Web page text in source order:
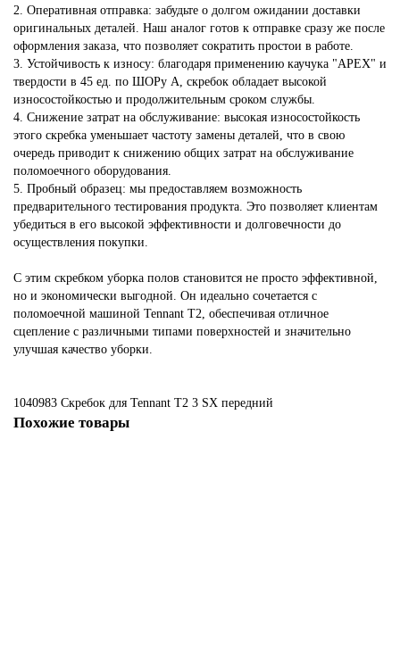
2. Оперативная отправка: забудьте о долгом ожидании доставки
оригинальных деталей. Наш аналог готов к отправке сразу же после
оформления заказа, что позволяет сократить простои в работе.
3. Устойчивость к износу: благодаря применению каучука "APEX" и
твердости в 45 ед. по ШОРу А, скребок обладает высокой
износостойкостью и продолжительным сроком службы.
4. Снижение затрат на обслуживание: высокая износостойкость
этого скребка уменьшает частоту замены деталей, что в свою
очередь приводит к снижению общих затрат на обслуживание
поломоечного оборудования.
5. Пробный образец: мы предоставляем возможность
предварительного тестирования продукта. Это позволяет клиентам
убедиться в его высокой эффективности и долговечности до
осуществления покупки.
С этим скребком уборка полов становится не просто эффективной,
но и экономически выгодной. Он идеально сочетается с
поломоечной машиной Tennant T2, обеспечивая отличное
сцепление с различными типами поверхностей и значительно
улучшая качество уборки.
1040983 Скребок для Tennant Т2 3 SX передний
Похожие товары